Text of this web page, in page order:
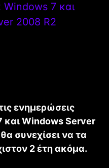
7 και
2008 R2
ενημερώσεις
Windows Server
συνεχίσει να τα
2 έτη ακόμα.